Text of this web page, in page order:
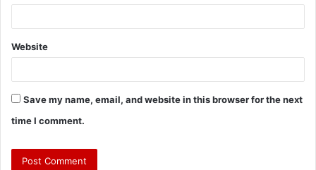
Website
Save my name, email, and website in this browser for the next
time I comment.